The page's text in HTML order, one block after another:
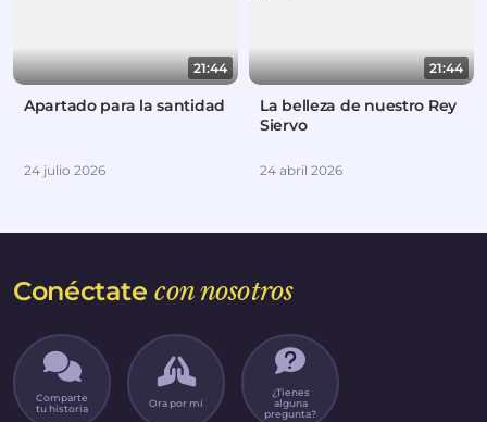
21:44
Apartado para la santidad
24 julio 2026
21:44
La belleza de nuestro Rey
Siervo
24 abril 2026
Conéctatecon nosotros
Comparte
tu historia
Ora por mí
¿Tienes
alguna
pregunta?